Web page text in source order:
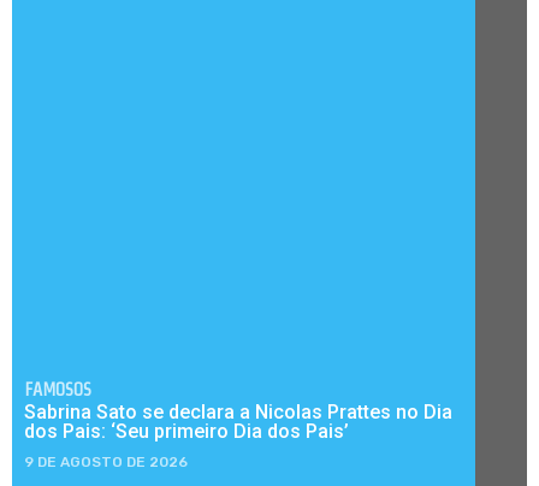
FAMOSOS
Sabrina Sato se declara a Nicolas Prattes no Dia
dos Pais: ‘Seu primeiro Dia dos Pais’
9 DE AGOSTO DE 2026